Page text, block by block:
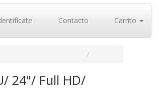
Contacto Carrito
24"/ Full HD/